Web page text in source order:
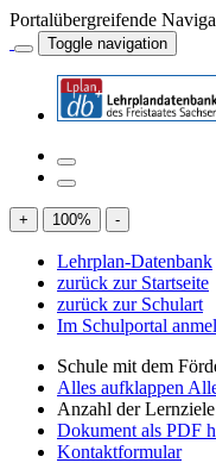
Portalübergreifende
Toggle navigation
+ 100% -
Lehrplan-Datenbank
zurück zur Startseite
zurück zur Schulart
Im Schulportal
Schule mit dem
Alles aufklappen
Anzahl der
Dokument als PDF
Kontaktformular